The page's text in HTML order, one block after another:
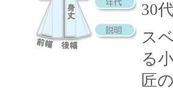
30
ス
る
匠